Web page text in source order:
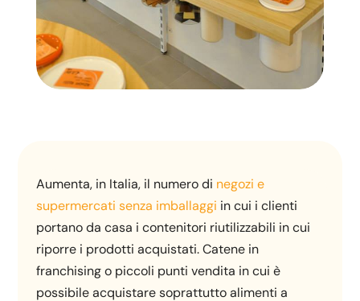
Aumenta, in Italia, il numero di negozi e
supermercati senza imballaggi in cui i clienti
portano da casa i contenitori riutilizzabili in cui
riporre i prodotti acquistati. Catene in
franchising o piccoli punti vendita in cui è
possibile acquistare soprattutto alimenti a